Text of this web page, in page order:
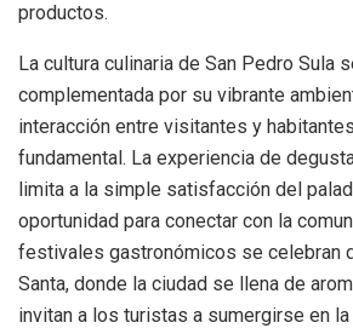
productos.
La cultura culinaria de San Pedro Sula
complementada por su vibrante
interacción entre visitantes y
fundamental. La experiencia de
limita a la simple satisfacción del
oportunidad para conectar con la
festivales gastronómicos se celebran
Santa, donde la ciudad se llena de
invitan a los turistas a sumergirse en